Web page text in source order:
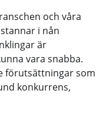
och våra
i nån
är
vara snabba.
förutsättningar som
konkurrens,